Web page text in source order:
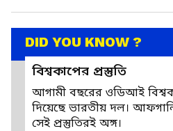
DID YOU KNOW ?
বিশ্বকাপের প্রস্তুতি
আগামী বছরের ওডিআই
দিয়েছে ভারতীয় দল।
সেই প্রস্তুতিরই অঙ্গ।